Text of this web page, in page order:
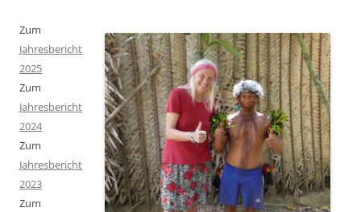
Zum
Jahresbericht
2025
Zum
Jahresbericht
2024
Zum
Jahresbericht
2023
Zum